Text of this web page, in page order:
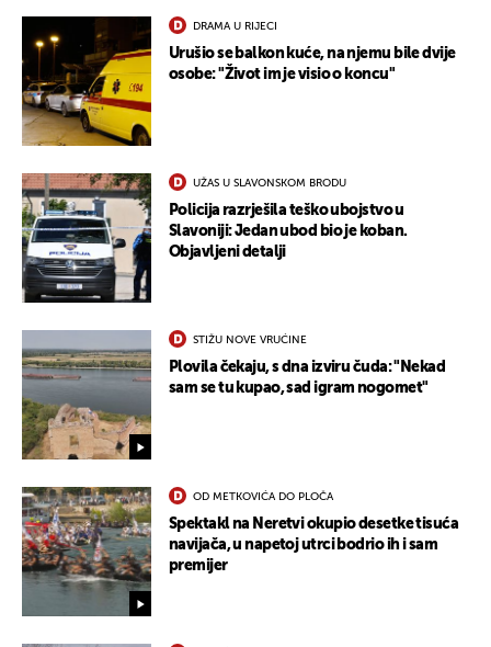
DRAMA U RIJECI
Urušio se balkon kuće, na njemu bile dvije
osobe: "Život im je visio o koncu"
UŽAS U SLAVONSKOM BRODU
Policija razrješila teško ubojstvo u
Slavoniji: Jedan ubod bio je koban.
Objavljeni detalji
STIŽU NOVE VRUĆINE
Plovila čekaju, s dna izviru čuda: "Nekad
sam se tu kupao, sad igram nogomet"
OD METKOVIĆA DO PLOČA
Spektakl na Neretvi okupio desetke tisuća
navijača, u napetoj utrci bodrio ih i sam
premijer